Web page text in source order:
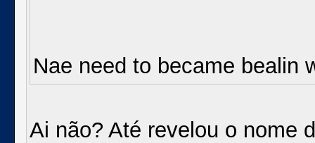
Nae need to became bealin
Ai não? Até revelou o nome